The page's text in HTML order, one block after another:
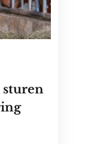
sturen